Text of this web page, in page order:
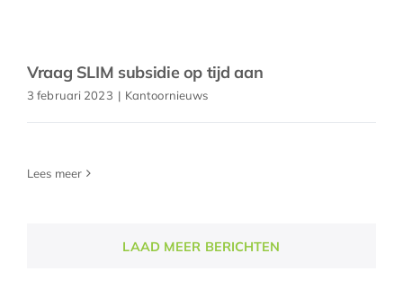
Vraag SLIM subsidie op tijd aan
3 februari 2023 | Kantoornieuws
Lees meer
LAAD MEER BERICHTEN